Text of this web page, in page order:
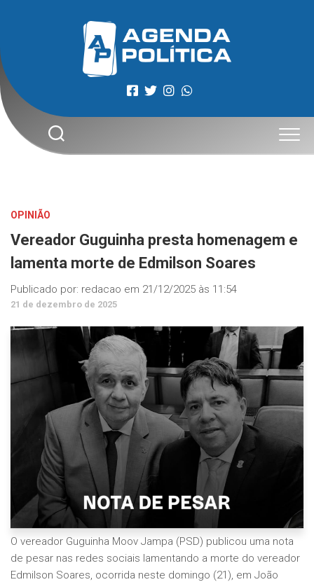
OPINIÃO
Vereador Guguinha presta homenagem e
lamenta morte de Edmilson Soares
Publicado por: redacao em 21/12/2025 às 11:54
21 de dezembro de 2025
O vereador Guguinha Moov Jampa (PSD) publicou uma nota
de pesar nas redes sociais lamentando a morte do vereador
Edmilson Soares, ocorrida neste domingo (21), em João